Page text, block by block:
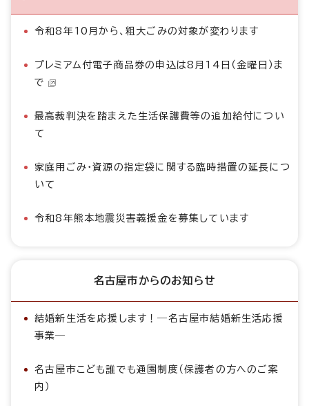
令和8年10月から、粗大ごみの対象が変わります
プレミアム付電子商品券の申込は8月14日（金曜日）ま
で
最高裁判決を踏まえた生活保護費等の追加給付につい
て
家庭用ごみ・資源の指定袋に関する臨時措置の延長につ
いて
令和8年熊本地震災害義援金を募集しています
名古屋市からのお知らせ
結婚新生活を応援します！―名古屋市結婚新生活応援
事業―
名古屋市こども誰でも通園制度（保護者の方へのご案
内）